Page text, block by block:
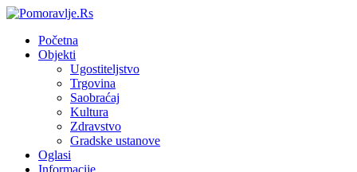
Početna
Objekti
Ugostiteljstvo
Trgovina
Saobraćaj
Kultura
Zdravstvo
Gradske ustanove
Oglasi
Informacije